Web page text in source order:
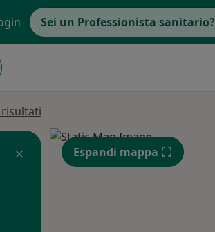
Sei un Professionista sanitario?
Espandi mappa